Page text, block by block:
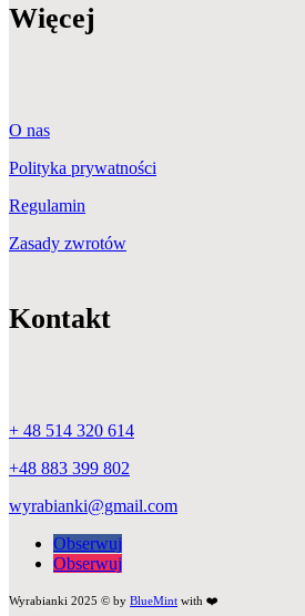
Więcej
O nas
Polityka prywatności
Regulamin
Zasady zwrotów
Kontakt
+ 48 514 320 614
+48 883 399 802
wyrabianki@gmail.com
Obserwuj
Obserwuj
Wyrabianki 2025 © by BlueMint with ❤️